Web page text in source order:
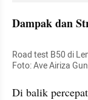
Dampak dan
Road test B50 di
Foto: Ave Airiza
Di balik